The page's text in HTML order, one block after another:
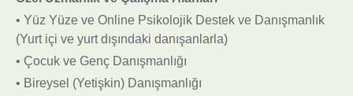
• Yüz Yüze ve Online Psikolojik Destek ve Danışmanlık
(Yurt içi ve yurt dışındaki danışanlarla)
• Çocuk ve Genç Danışmanlığı
• Bireysel (Yetişkin) Danışmanlığı